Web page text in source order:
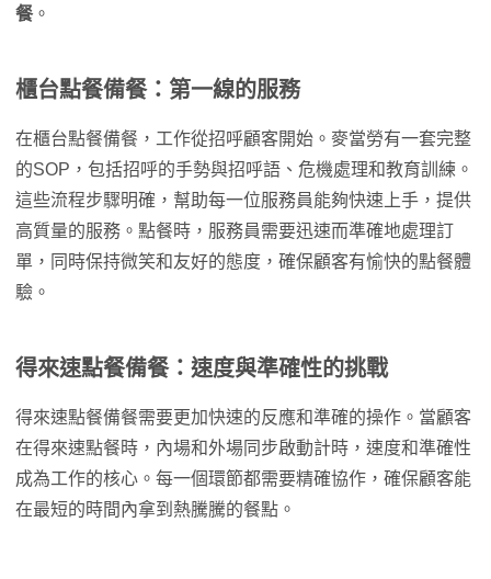
餐。
櫃台點餐備餐：第一線的服務
在櫃台點餐備餐，工作從招呼顧客開始。麥當勞有一套完整
的SOP，包括招呼的手勢與招呼語、危機處理和教育訓練。
這些流程步驟明確，幫助每一位服務員能夠快速上手，提供
高質量的服務。點餐時，服務員需要迅速而準確地處理訂
單，同時保持微笑和友好的態度，確保顧客有愉快的點餐體
驗。
得來速點餐備餐：速度與準確性的挑戰
得來速點餐備餐需要更加快速的反應和準確的操作。當顧客
在得來速點餐時，內場和外場同步啟動計時，速度和準確性
成為工作的核心。每一個環節都需要精確協作，確保顧客能
在最短的時間內拿到熱騰騰的餐點。